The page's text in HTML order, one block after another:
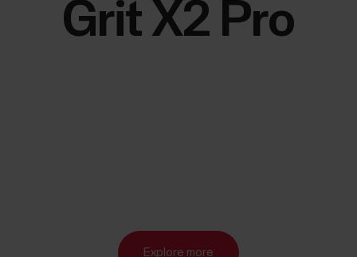
Grit X2 Pro
Explore more